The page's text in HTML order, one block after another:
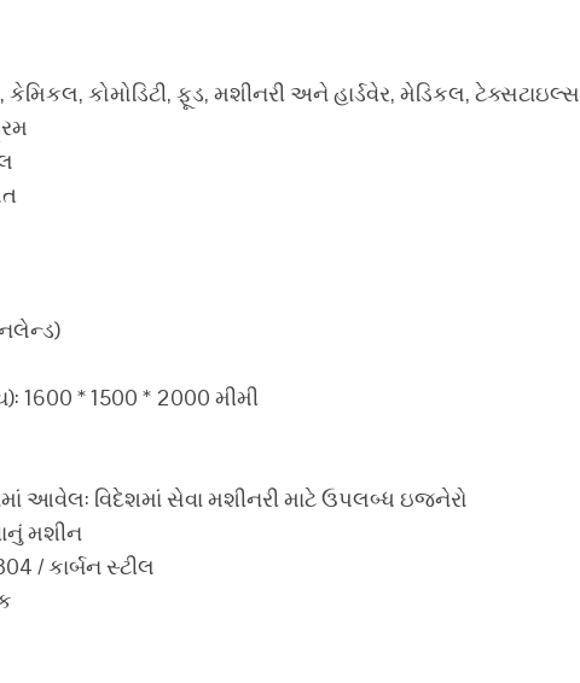
કોમોડિટી, ફૂડ, મશીનરી અને હાર્ડવેર, મેડિકલ, ટેક્સટાઇલ્સ
* 1500 * 2000 મીમી
આવેલ: વિદેશમાં સેવા મશીનરી માટે ઉપલબ્ધ ઇજનેરો
મશીન
/ કાર્બન સ્ટીલ